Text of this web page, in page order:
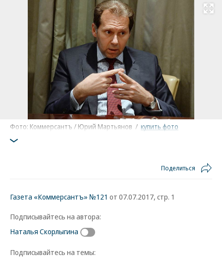
Развернуть
Фото: Коммерсантъ / Юрий Мартьянов / купить фото
Поделиться
Газета «Коммерсантъ» №121 от 07.07.2017, стр. 1
Подписывайтесь на автора:
Наталья Скорлыгина
Подписывайтесь на темы: